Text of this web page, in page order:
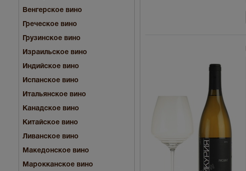
Венгерское вино
Греческое вино
Грузинское вино
Израильское вино
Индийское вино
Испанское вино
Итальянское вино
Канадское вино
Китайское вино
Ливанское вино
Македонское вино
Марокканское вино